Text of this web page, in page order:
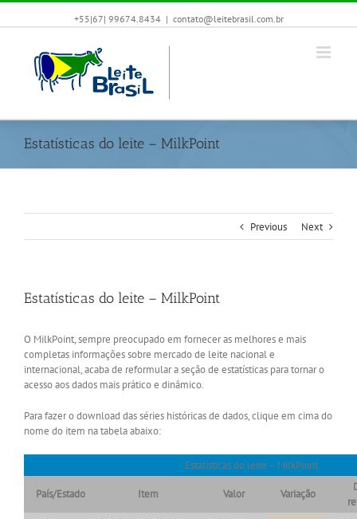
+55|67| 99674.8434 | contato@leitebrasil.com.br
Estatísticas do leite – MilkPoint
Previous Next
Estatísticas do leite – MilkPoint
O MilkPoint, sempre preocupado em fornecer as melhores e mais
completas informações sobre mercado de leite nacional e
internacional, acaba de reformular a seção de estatísticas para tornar o
acesso aos dados mais prático e dinâmico.
Para fazer o download das séries históricas de dados, clique em cima do
nome do item na tabela abaixo:
Estatísticas do leite – MilkPoint
País/Estado Item Valor Variação